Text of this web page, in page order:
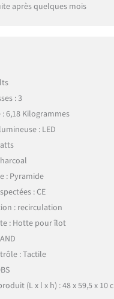
après quelques mois
: 3
: 6,18 Kilogrammes
: LED
: Pyramide
: CE
: recirculation
: Hotte pour îlot
: Tactile
(L x l x h) : 48 x 59,5 x 10